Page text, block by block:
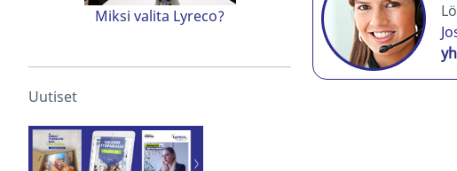
Miksi valita Lyreco?
Uutiset